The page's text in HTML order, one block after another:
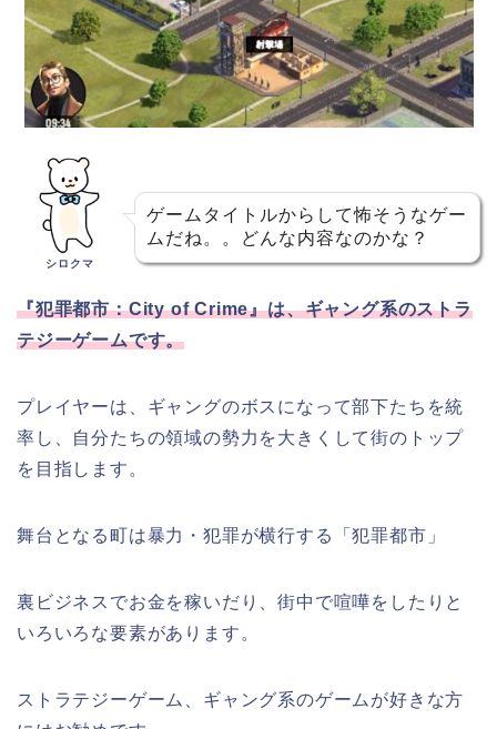
シロクマ
ゲームタイトルからして怖そうなゲー
ムだね。。どんな内容なのかな？
『犯罪都市：City of Crime』は、ギャング系のストラ
テジーゲームです。
プレイヤーは、ギャングのボスになって部下たちを統
率し、自分たちの領域の勢力を大きくして街のトップ
を目指します。
舞台となる町は暴力・犯罪が横行する「犯罪都市」
裏ビジネスでお金を稼いだり、街中で喧嘩をしたりと
いろいろな要素があります。
ストラテジーゲーム、ギャング系のゲームが好きな方